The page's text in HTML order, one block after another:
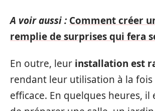
A voir aussi : Comment créer
remplie de surprises qui fera
En outre, leur installation est
rendant leur utilisation à la
efficace. En quelques heures, il